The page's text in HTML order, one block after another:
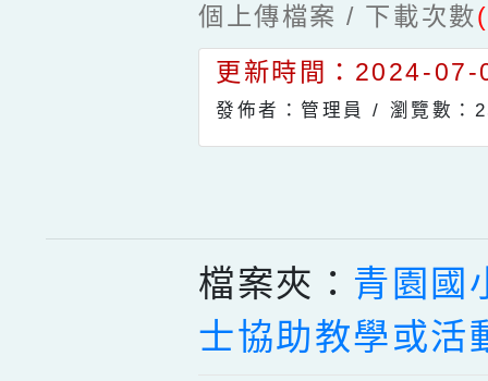
個上傳檔案 / 下載次數
更新時間：2024-
發佈者：管理員 / 瀏覽數：
檔案夾： 青園國
士協助教學或活